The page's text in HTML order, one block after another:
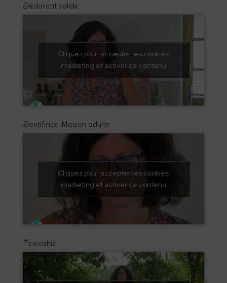
Dédorant solide
Cliquez pour accepter les cookies
marketing et activer ce contenu
Dentifirice Maison adulte
Cliquez pour accepter les cookies
marketing et activer ce contenu
Tawashis